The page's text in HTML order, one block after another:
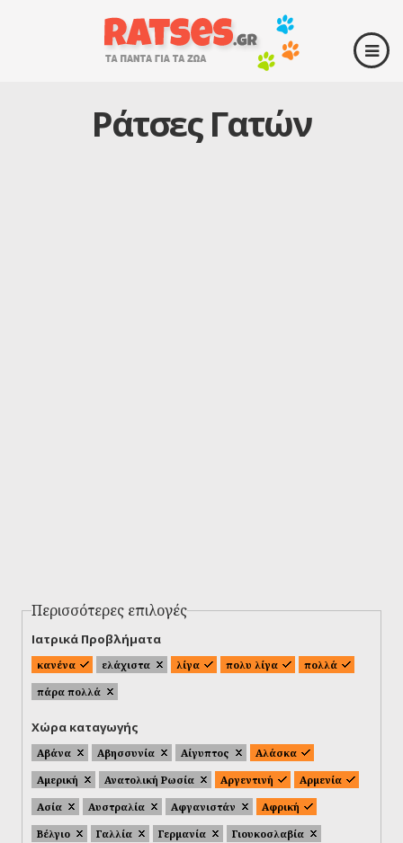
Ράτσες Γατών
Περισσότερες επιλογές
Ιατρικά Προβλήματα
κανένα ελάχιστα λίγα πολυ λίγα
πολλά
πάρα πολλά
Χώρα καταγωγής
Αβάνα Αβησσυνία Αίγυπτος
Αλάσκα
Αμερική
Ανατολική Ρωσία Αργεντινή
Αρμενία
Ασία
Αυστραλία Αφγανιστάν
Αφρική
Βέλγιο
Γαλλία Γερμανία
Γιουκοσλαβία